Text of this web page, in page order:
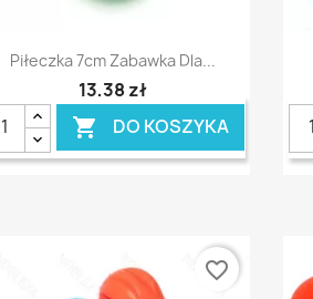
Szybki podgląd
Piłeczka 7cm Zabawka Dla...
13,38 zł
 DO KOSZYKA
favorite_border